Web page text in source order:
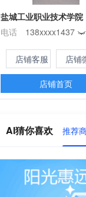
盐城工业职业技术学院
电话
138xxxx1437
店铺客服 店铺
店铺首页
AI猜你喜欢 推荐